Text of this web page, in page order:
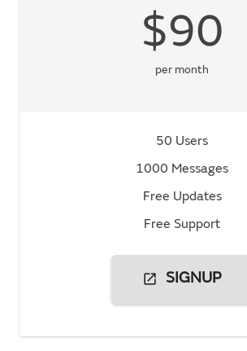
$90
per month
50 Users
1000 Messages
Free Updates
Free Support
open_in_new SIGNUP